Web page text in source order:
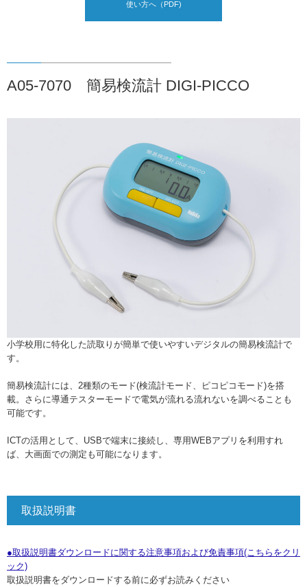
使い方へ（PDF)
A05-7070 簡易検流計 DIGI-PICCO
小学校用に特化した読取りが簡単で使いやすいデジタルの簡易検流計で
す。
簡易検流計には、2種類のモード(検流計モード、ピコピコモード)を搭
載。さらに導通テスターモードで電気が流れる流れないを調べることも
可能です。
ICTの活用として、USBで端末に接続し、専用WEBアプリを利用すれ
ば、大画面での測定も可能になります。
取扱説明書
●取扱説明書ダウンロードに関する注意事項および免責事項(こちらをクリ
ック)
取扱説明書をダウンロードする前に必ずお読みください